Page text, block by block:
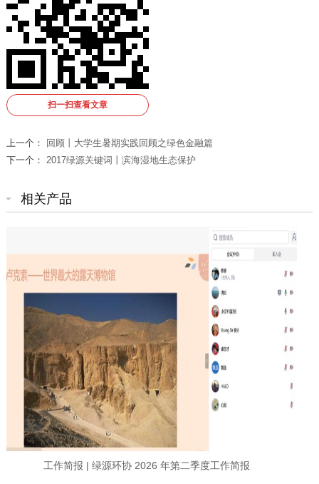
扫一扫查看文章
上一个： 回顾丨大学生暑期实践回顾之绿色金融篇
下一个： 2017绿源关键词丨滨海湿地生态保护
相关产品
工作简报 | 绿源环协 2026 年第二季度工作简报